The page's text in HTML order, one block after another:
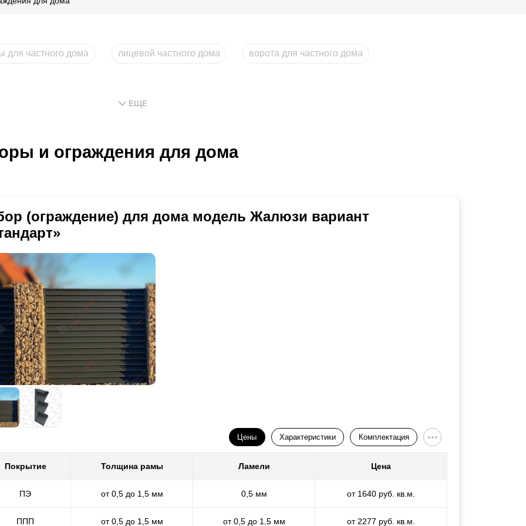
для частного дома лицевой частного дома ворота для частного дома
ЕЩЕ
и ограждения для дома
(ограждение) для дома модель Жалюзи вариант
Цены Характеристики Комплектация
Покрытие Толщина рамы Ламели Цена
ПЭ от 0,5 до 1,5 мм 0,5 мм от 1640 руб. кв.м.
ППП от 0,5 до 1,5 мм от 0,5 до 1,5 мм от 2277 руб. кв.м.